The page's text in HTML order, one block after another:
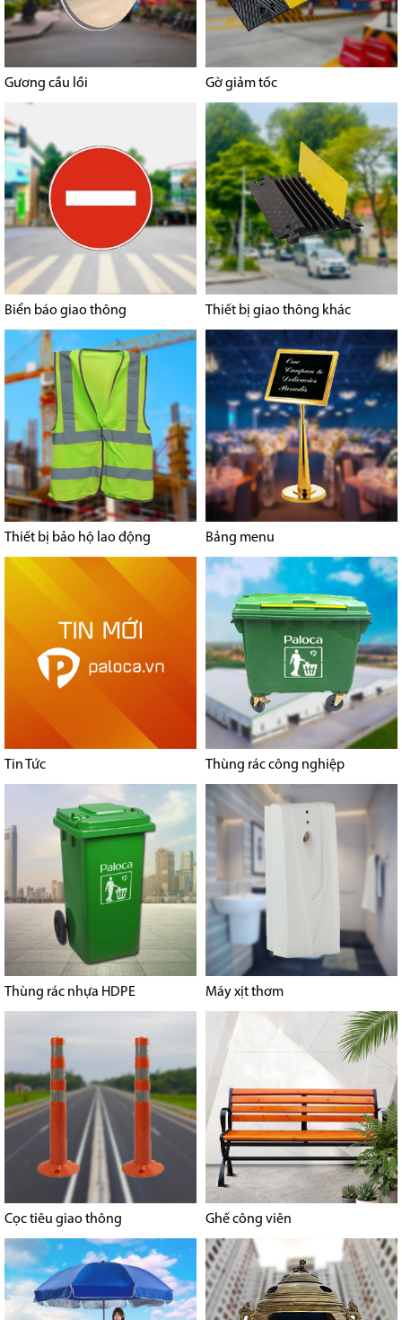
Gương cầu lồi Gờ giảm tốc
Biển báo giao thông Thiết bị giao thông khác
Thiết bị bảo hộ lao động Bảng menu
Tin Tức Thùng rác công nghiệp
Thùng rác nhựa HDPE Máy xịt thơm
Cọc tiêu giao thông Ghế công viên